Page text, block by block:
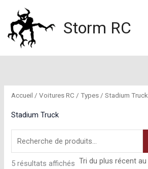
contenu
Storm RC
Accueil /Voitures RC /Types / Stadium Truck
Stadium Truck
5 résultats affichés Trié